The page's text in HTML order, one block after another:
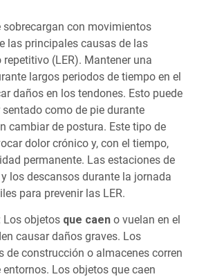
sobrecargan con movimientos
las principales causas de las
(LER). Mantener una
largos periodos de tiempo en el
daños en los tendones. Esto puede
como de pie durante
cambiar de postura. Este tipo de
dolor crónico y, con el tiempo,
permanente. Las estaciones de
los descansos durante la jornada
para prevenir las LER.
Los objetos que caen o vuelan en el
causar daños graves. Los
de construcción o almacenes corren
Los objetos que caen